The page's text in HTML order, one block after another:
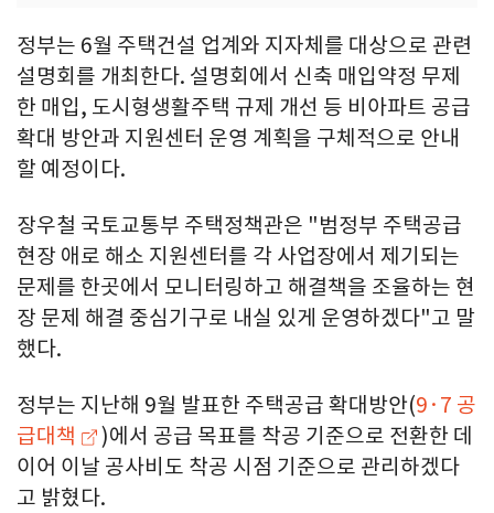
정부는 6월 주택건설 업계와 지자체를 대상으로 관련
설명회를 개최한다. 설명회에서 신축 매입약정 무제
한 매입, 도시형생활주택 규제 개선 등 비아파트 공급
확대 방안과 지원센터 운영 계획을 구체적으로 안내
할 예정이다.
장우철 국토교통부 주택정책관은 "범정부 주택공급
현장 애로 해소 지원센터를 각 사업장에서 제기되는
문제를 한곳에서 모니터링하고 해결책을 조율하는 현
장 문제 해결 중심기구로 내실 있게 운영하겠다"고 말
했다.
정부는 지난해 9월 발표한 주택공급 확대방안(9·7 공
급대책
)에서 공급 목표를 착공 기준으로 전환한 데
이어 이날 공사비도 착공 시점 기준으로 관리하겠다
고 밝혔다.